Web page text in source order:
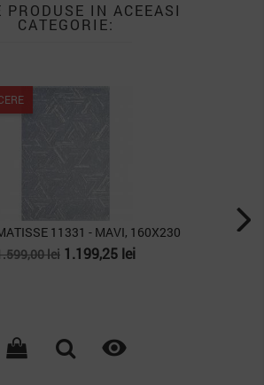
PRODUSE IN ACEEASI
CATEGORIE:
11331 - MAVI, 160X230
lei Pret
1.199,25 lei
